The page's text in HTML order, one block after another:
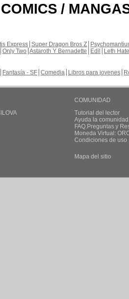
/
Express Super Dragon Bros Z
Only Two Astaroth Y Bernadette Edil
Leth Hate
Fantasía - SF Comedia Libros para jovenes
COMUNIDAD
Tutorial del lector
Ayuda la
FAQ.Preguntas y
Moneda Virtual:
Condiciones de uso
Mapa del sitio